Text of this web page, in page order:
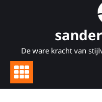
De ware kracht van